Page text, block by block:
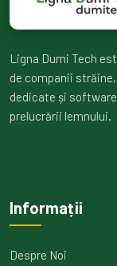
Ligna Dumi Tech
de companii
dedicate și
prelucrării lemnului.
Informații
Despre Noi